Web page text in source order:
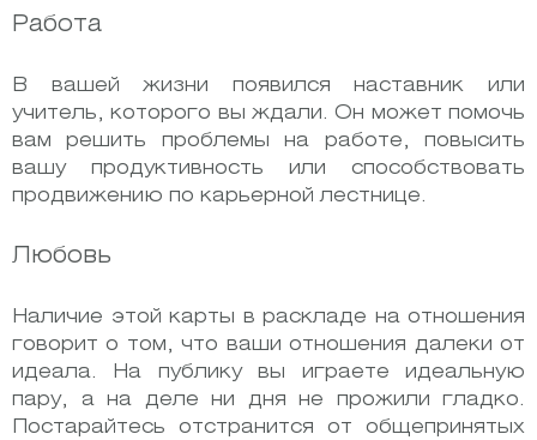
Работа
В вашей жизни появился наставник или
учитель, которого вы ждали. Он может помочь
вам решить проблемы на работе, повысить
вашу продуктивность или способствовать
продвижению по карьерной лестнице.
Любовь
Наличие этой карты в раскладе на отношения
говорит о том, что ваши отношения далеки от
идеала. На публику вы играете идеальную
пару, а на деле ни дня не прожили гладко.
Постарайтесь отстранится от общепринятых